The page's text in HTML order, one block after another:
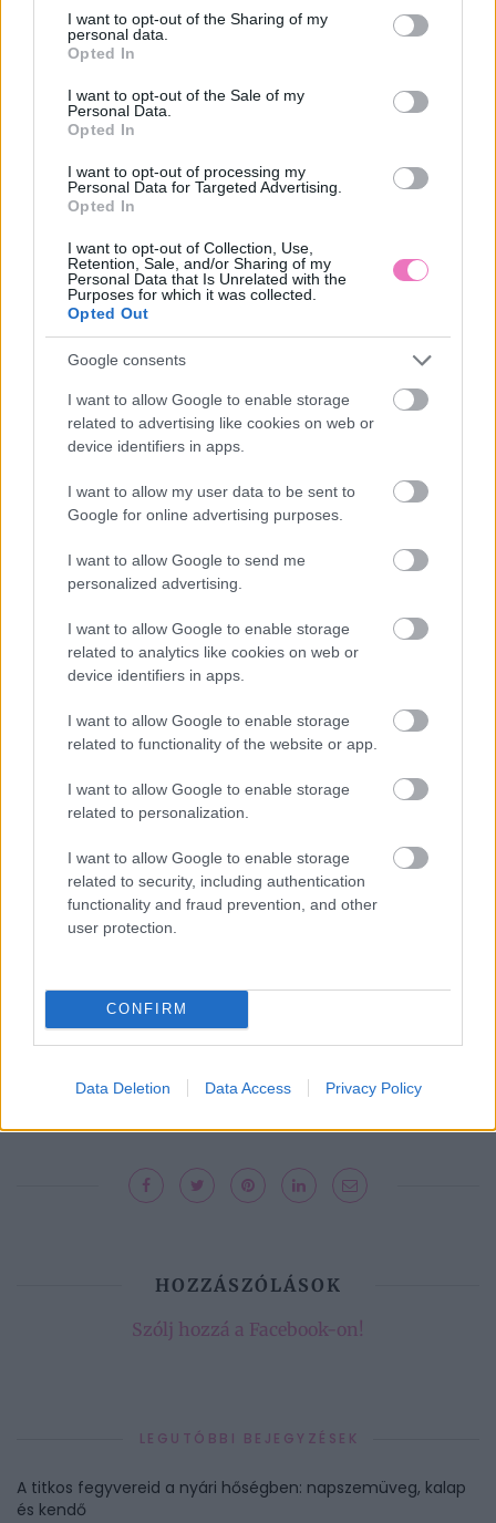
not limited to your visit or usage behaviour. You may click to
grant or deny consent to Google and its third-party tags to
use your data for below specified purposes in below Google
consent section.
I want to opt-out of the Sharing of my
personal data.
Opted In
I want to opt-out of the Sale of my
Personal Data.
Opted In
I want to opt-out of processing my
Personal Data for Targeted Advertising.
Opted In
I want to opt-out of Collection, Use,
Retention, Sale, and/or Sharing of my
Personal Data that Is Unrelated with the
Purposes for which it was collected.
Opted Out
Google consents
I want to allow Google to enable storage
related to advertising like cookies on web or
device identifiers in apps.
I want to allow my user data to be sent to
Google for online advertising purposes.
I want to allow Google to send me
personalized advertising.
I want to allow Google to enable storage
related to analytics like cookies on web or
device identifiers in apps.
I want to allow Google to enable storage
related to functionality of the website or app.
I want to allow Google to enable storage
related to personalization.
I want to allow Google to enable storage
related to security, including authentication
functionality and fraud prevention, and other
user protection.
CONFIRM
Data Deletion Data Access Privacy Policy
Ezeket olvassákmost
Így nevelj saját citromfát
otthon: a mediterrán
hangulat titka pár
egyszerű lépésben
„Nem várhatod el, hogy
30 felett ne legyen
múltja” – Lehet, hogy te
augusztus 9. a
numerológia szerint:
elengedés és befejezés
augusztus 9. –
Sárga izzadságfoltok a
házi szer, ami csodát tesz
gyerekeket és minden
borul” – Control freak
vagy, vagy csak a férjed
Kövesd a Bien.hu cikkeit aGoogle Hírek-ben
HOZZÁSZÓLÁSOK
Szólj hozzá a Facebook-on!
LEGUTÓBBI BEJEGYZÉSEK
A titkos fegyvereid a nyári hőségben: napszemüveg, kalap
és kendő